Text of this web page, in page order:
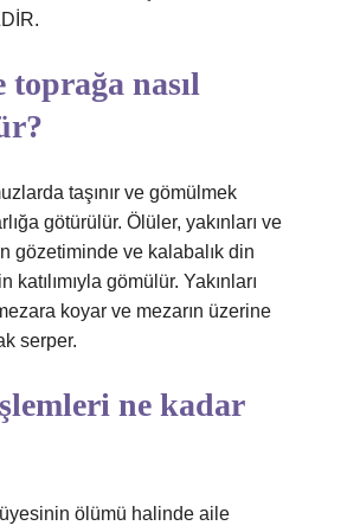
toprağa nasıl
taşınır ve gömülmek
götürülür. Ölüler, yakınları ve
gözetiminde ve kalabalık din
katılımıyla gömülür. Yakınları
koyar ve mezarın üzerine
serper.
ne kadar
ölümü halinde aile